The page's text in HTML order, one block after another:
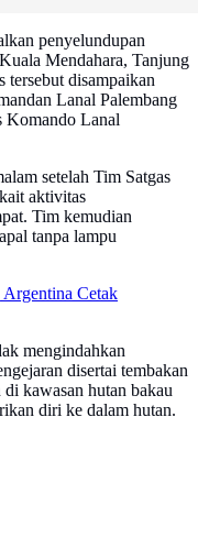
penyelundupan
Mendahara, Tanjung
tersebut disampaikan
Lanal Palembang
Komando Lanal
setelah Tim Satgas
aktivitas
Tim kemudian
tanpa lampu
Cetak
mengindahkan
disertai tembakan
kawasan hutan bakau
diri ke dalam hutan.